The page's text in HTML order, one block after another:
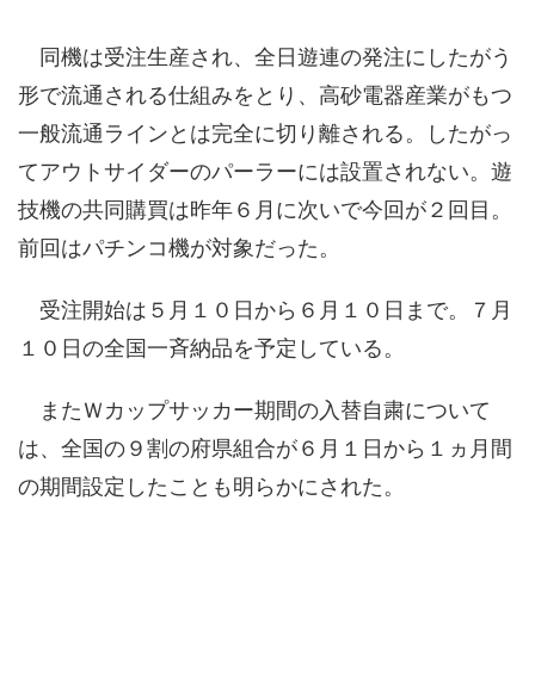
同機は受注生産され、全日遊連の発注にしたがう
形で流通される仕組みをとり、高砂電器産業がもつ
一般流通ラインとは完全に切り離される。したがっ
てアウトサイダーのパーラーには設置されない。遊
技機の共同購買は昨年６月に次いで今回が２回目。
前回はパチンコ機が対象だった。
受注開始は５月１０日から６月１０日まで。７月
１０日の全国一斉納品を予定している。
またＷカップサッカー期間の入替自粛について
は、全国の９割の府県組合が６月１日から１ヵ月間
の期間設定したことも明らかにされた。